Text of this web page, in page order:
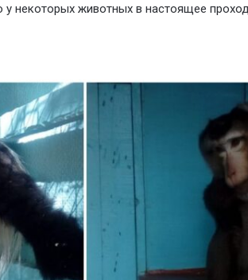
некоторых животных в настоящее